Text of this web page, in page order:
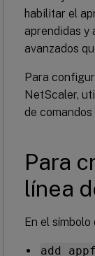
habilitar el
aprendidas y
avanzados
Para
NetScaler,
de
Para
línea
En el
add